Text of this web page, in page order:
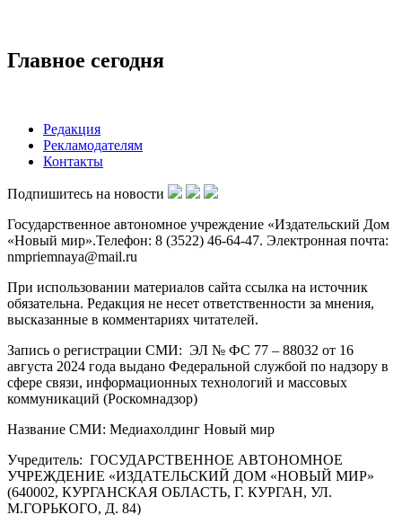
Главное сегодня
Редакция
Рекламодателям
Контакты
Подпишитесь на новости
Государственное автономное учреждение «Издательский Дом
«Новый мир».Телефон: 8 (3522) 46-64-47. Электронная почта:
nmpriemnaya@mail.ru
При использовании материалов сайта ссылка на источник
обязательна. Редакция не несет ответственности за мнения,
высказанные в комментариях читателей.
Запись о регистрации СМИ: ЭЛ № ФС 77 – 88032 от 16
августа 2024 года выдано Федеральной службой по надзору в
сфере связи, информационных технологий и массовых
коммуникаций (Роскомнадзор)
Название СМИ: Медиахолдинг Новый мир
Учредитель: ГОСУДАРСТВЕННОЕ АВТОНОМНОЕ
УЧРЕЖДЕНИЕ «ИЗДАТЕЛЬСКИЙ ДОМ «НОВЫЙ МИР»
(640002, КУРГАНСКАЯ ОБЛАСТЬ, Г. КУРГАН, УЛ.
М.ГОРЬКОГО, Д. 84)